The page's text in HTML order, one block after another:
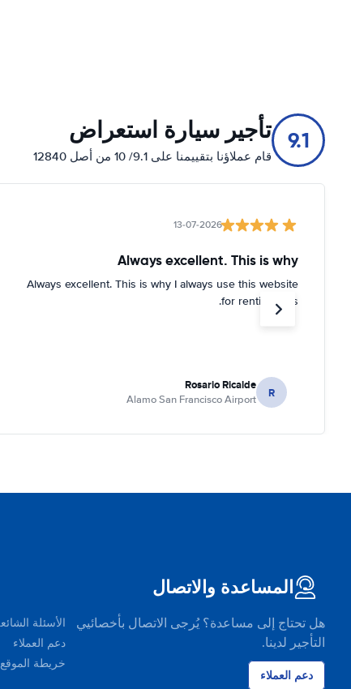
9.1 تأجير سيارة استعراض
قام عملاؤنا بتقييمنا على 9.1/ 10 من أصل 12840
13-07-2026
Always excellent. This is why
Always excellent. This is why I always use this website
for renting cars.
R
Rosario Ricalde
Alamo San Francisco Airport
المساعدة والاتصال
هل تحتاج إلى مساعدة؟ يُرجى الاتصال بأخصائيي
التأجير لدينا.
دعم العملاء
الأسئلة
دعم العملاء
خريطة الموقع